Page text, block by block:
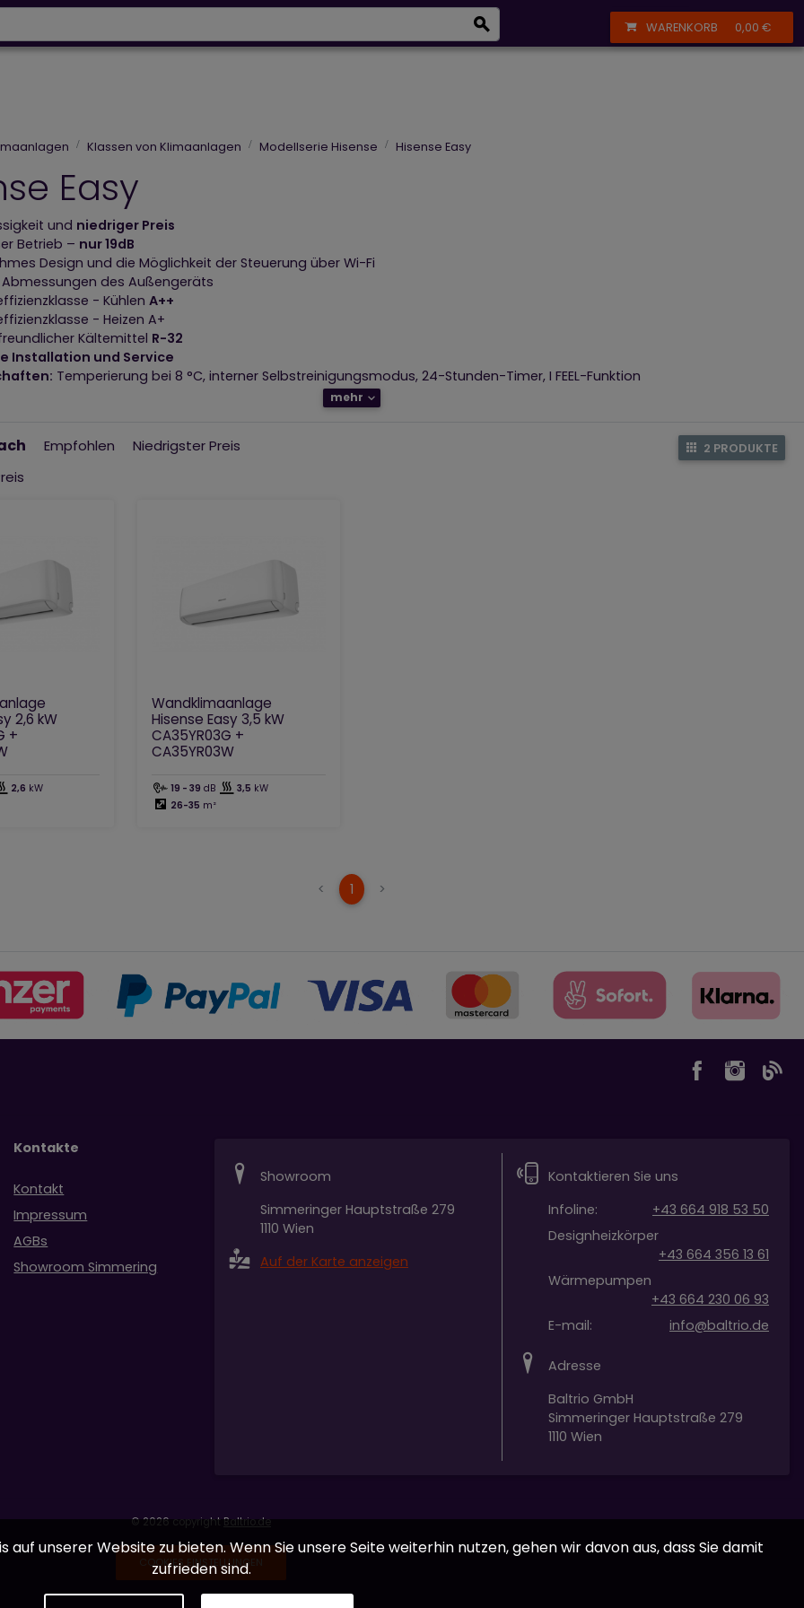
+43 664 356 13 61 WARENKORB 0,00 €
Klassen von Klimaanlagen Modellserie Hisense Hisense Easy
Easy
und niedriger Preis
Betrieb – nur 19dB
Design und die Möglichkeit der Steuerung über Wi-Fi
Abmessungen des Außengeräts
- Kühlen A++
- Heizen A+
Kältemittel R-32
Installation und Service
Temperierung bei 8 °C, interner Selbstreinigungsmodus, 24-Stunden-Timer, I FEEL-Funktion
mehr
Empfohlen
Niedrigster Preis
2 PRODUKTE
2,6 kW
+
2,6 kW
Wandklimaanlage
Hisense Easy 3,5 kW
CA35YR03G +
CA35YR03W
19 - 39 dB 3,5 kW
26-35 m²
< 1 (current)
>
Kontakte
Kontakt
Impressum
AGBs
Showroom Simmering
Showroom
Simmeringer Hauptstraße 279
1110 Wien
Auf der Karte anzeigen
Kontaktieren Sie uns
Infoline:
+43 664 918 53 50
Designheizkörper
+43 664 356 13 61
Wärmepumpen
+43 664 230 06 93
E-mail:
info@baltrio.de
Adresse
Baltrio GmbH
Simmeringer Hauptstraße 279
1110 Wien
© 2026 copyrightBaltrio.de
COOKIES EINSTELLUNGEN
unserer Website zu bieten. Wenn Sie unsere Seite weiterhin nutzen, gehen wir davon aus, dass Sie damit
zufrieden sind.